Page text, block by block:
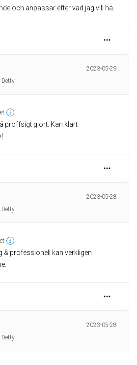
och anpassar efter vad jag vill ha.
2023-05-29
Detty
proffsigt gjort. Kan klart
2023-05-28
Detty
& professionell kan verkligen
2023-05-28
Detty